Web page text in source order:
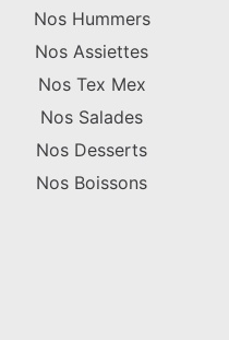
Nos Hummers
Nos Assiettes
Nos Tex Mex
Nos Salades
Nos Desserts
Nos Boissons